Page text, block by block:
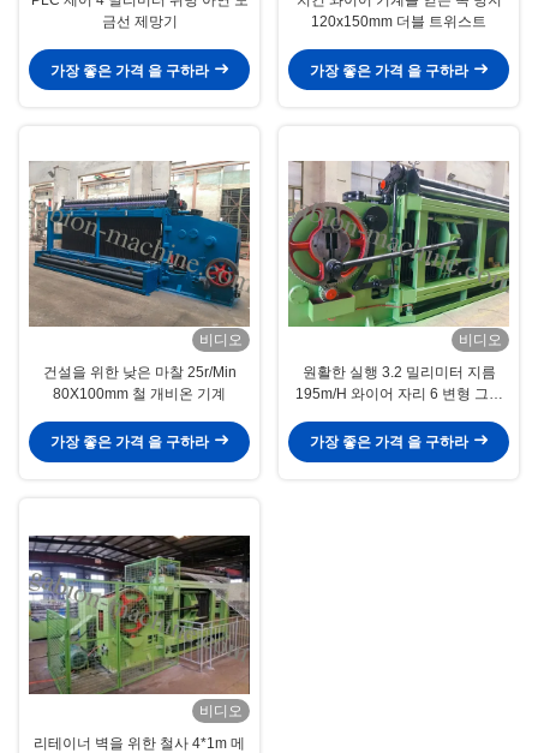
금선 제망기
가장 좋은 가격 을 구하라
120x150mm 더블 트위스트
가장 좋은 가격 을 구하라
비디오
건설을 위한 낮은 마찰 25r/Min
80X100mm 철 개비온 기계
가장 좋은 가격 을 구하라
비디오
원활한 실행 3.2 밀리미터 지름
195m/H 와이어 자리 6 변형 그물
가장 좋은 가격 을 구하라
비디오
리테이너 벽을 위한 철사 4*1m 메